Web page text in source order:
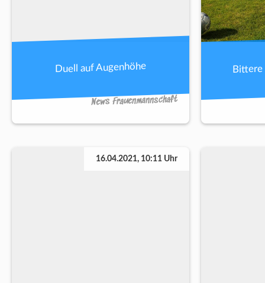
Duell auf Augenhöhe
News Frauenmannschaft
Bittere
16.04.2021, 10:11 Uhr